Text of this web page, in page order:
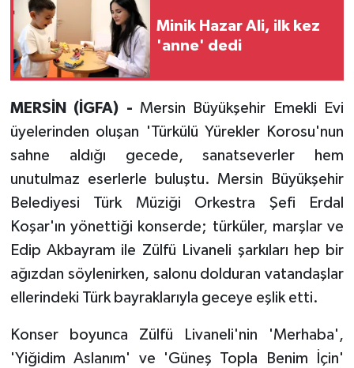
Minik Hazar Ali, ilk kez
'anne' dedi
MERSİN (İGFA) - Mersin
Büyükşehir Emekli Evi
üyelerinden oluşan 'Türkülü Yürekler Korosu'nun
sahne aldığı gecede, sanatseverler hem
unutulmaz eserlerle buluştu. Mersin Büyükşehir
Belediyesi Türk Müziği Orkestra Şefi Erdal
Koşar'ın yönettiği konserde; türküler, marşlar ve
Edip Akbayram ile Zülfü Livaneli şarkıları hep bir
ağızdan söylenirken, salonu dolduran vatandaşlar
ellerindeki Türk bayraklarıyla geceye eşlik etti.
Konser boyunca Zülfü Livaneli'nin 'Merhaba',
'Yiğidim Aslanım' ve 'Güneş Topla Benim İçin'